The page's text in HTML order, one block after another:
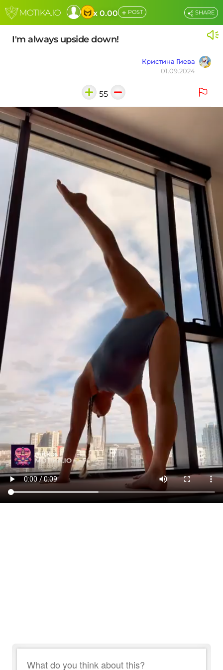
x 0.00 + POST
I'm always upside down!
Кристина Гиева
01.09.2024
SHARE
55